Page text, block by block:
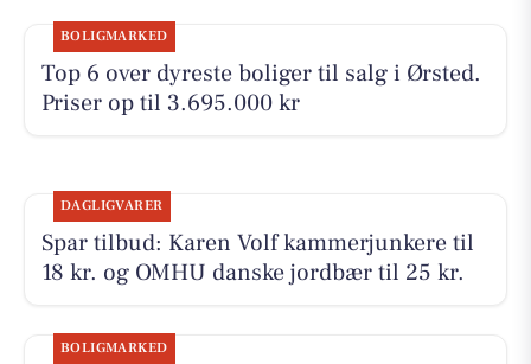
BOLIGMARKED
Top 6 over dyreste boliger til salg i Ørsted.
Priser op til 3.695.000 kr
DAGLIGVARER
Spar tilbud: Karen Volf kammerjunkere til
18 kr. og OMHU danske jordbær til 25 kr.
BOLIGMARKED